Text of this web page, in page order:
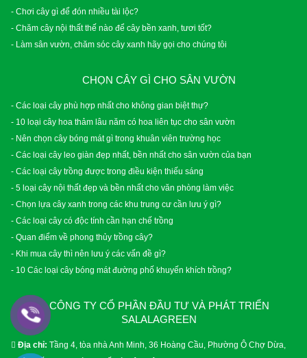
- Chơi cây gì để đón nhiều tài lộc?
- Chăm cây nội thất thế nào để cây bền xanh, tươi tốt?
- Làm sân vườn, chăm sóc cây xanh hãy gọi cho chúng tôi
CHỌN CÂY GÌ CHO SÂN VƯỜN
- Các loại cây phù hợp nhất cho không gian biệt thự?
- 10 loại cây hoa thảm lâu năm có hoa liên tục cho sân vườn
- Nên chọn cây bóng mát gì trong khuân viên trường học
- Các loại cây leo giàn đẹp nhất, bền nhất cho sân vườn của bạn
- Các loại cây trồng được trong điều kiện thiếu sáng
- 5 loại cây nội thất đẹp và bền nhất cho văn phòng làm việc
- Chọn lựa cây xanh trong các khu trung cư cần lưu ý gì?
- Các loại cây có độc tính cần hạn chế trồng
- Quan điểm về phong thủy trồng cây?
- Khi mua cây thì nên lưu ý các vấn đề gì?
- 10 Các loại cây bóng mát đường phố khuyến khích trồng?
CÔNG TY CỔ PHẦN ĐẦU TƯ VÀ PHÁT TRIỂN
SALALAGREEN
Địa chỉ: Tầng 4, tòa nhà Anh Minh, 36 Hoàng Cầu, Phường Ô Chợ Dừa,